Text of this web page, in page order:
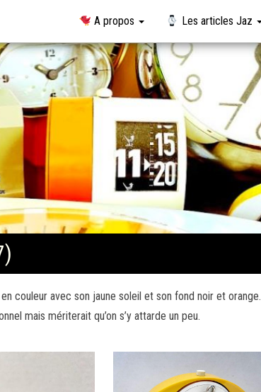
A propos Les articles Jaz
couleur avec son jaune soleil et son fond noir et orange.
mais mériterait qu’on s’y attarde un peu.